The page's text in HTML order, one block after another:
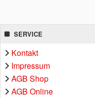
SERVICE
Kontakt
Impressum
AGB Shop
AGB Online